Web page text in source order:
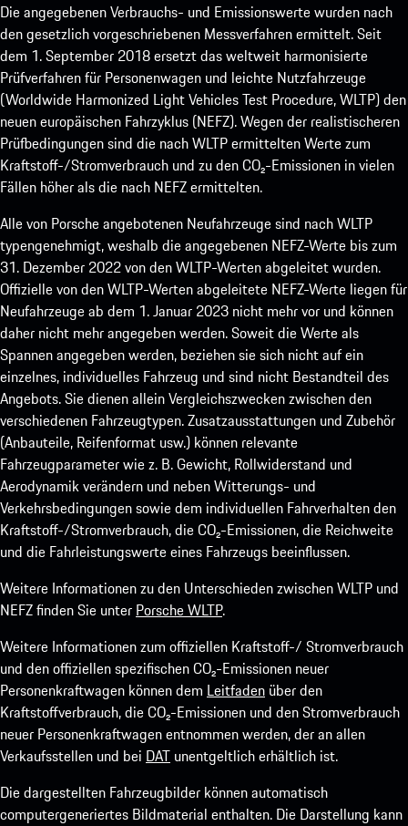
Die angegebenen Verbrauchs- und Emissionswerte wurden nach
den gesetzlich vorgeschriebenen Messverfahren ermittelt. Seit
dem 1. September 2018 ersetzt das weltweit harmonisierte
Prüfverfahren für Personenwagen und leichte Nutzfahrzeuge
(Worldwide Harmonized Light Vehicles Test Procedure, WLTP) den
neuen europäischen Fahrzyklus (NEFZ). Wegen der realistischeren
Prüfbedingungen sind die nach WLTP ermittelten Werte zum
Kraftstoff-/Stromverbrauch und zu den CO₂-Emissionen in vielen
Fällen höher als die nach NEFZ ermittelten.
Alle von Porsche angebotenen Neufahrzeuge sind nach WLTP
typengenehmigt, weshalb die angegebenen NEFZ-Werte bis zum
31. Dezember 2022 von den WLTP-Werten abgeleitet wurden.
Offizielle von den WLTP-Werten abgeleitete NEFZ-Werte liegen für
Neufahrzeuge ab dem 1. Januar 2023 nicht mehr vor und können
daher nicht mehr angegeben werden. Soweit die Werte als
Spannen angegeben werden, beziehen sie sich nicht auf ein
einzelnes, individuelles Fahrzeug und sind nicht Bestandteil des
Angebots. Sie dienen allein Vergleichszwecken zwischen den
verschiedenen Fahrzeugtypen. Zusatzausstattungen und Zubehör
(Anbauteile, Reifenformat usw.) können relevante
Fahrzeugparameter wie z. B. Gewicht, Rollwiderstand und
Aerodynamik verändern und neben Witterungs- und
Verkehrsbedingungen sowie dem individuellen Fahrverhalten den
Kraftstoff-/Stromverbrauch, die CO₂-Emissionen, die Reichweite
und die Fahrleistungswerte eines Fahrzeugs beeinflussen.
Weitere Informationen zu den Unterschieden zwischen WLTP und
NEFZ finden Sie unter Porsche WLTP.
Weitere Informationen zum offiziellen Kraftstoff-/ Stromverbrauch
und den offiziellen spezifischen CO₂-Emissionen neuer
Personenkraftwagen können dem Leitfaden über den
Kraftstoffverbrauch, die CO₂-Emissionen und den Stromverbrauch
neuer Personenkraftwagen entnommen werden, der an allen
Verkaufsstellen und bei DAT unentgeltlich erhältlich ist.
Die dargestellten Fahrzeugbilder können automatisch
computergeneriertes Bildmaterial enthalten. Die Darstellung kann